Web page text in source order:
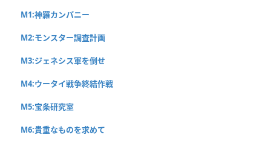
M1:神羅カンパニー
M2:モンスター調査計画
M3:ジェネシス軍を倒せ
M4:ウータイ戦争終結作戦
M5:宝条研究室
M6:貴重なものを求めて